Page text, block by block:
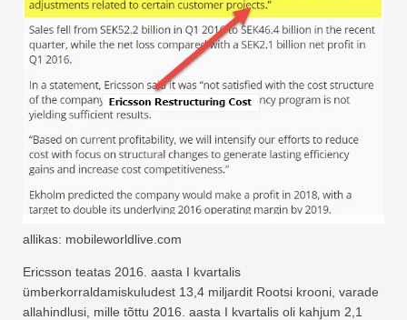
allikas: mobileworldlive.com
Ericsson teatas 2016. aasta I kvartalis
ümberkorraldamiskuludest 13,4 miljardit Rootsi krooni, varade
allahindlusi, mille tõttu 2016. aasta I kvartalis oli kahjum 2,1